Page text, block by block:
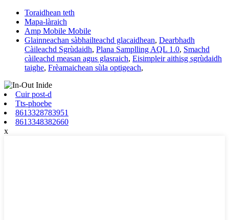
Toraidhean teth
Mapa-làraich
Amp Mobile Mobile
Glainneachan sàbhailteachd glacaidhean, Dearbhadh
Càileachd Sgrùdaidh, Plana Samplling AQL 1.0, Smachd
càileachd measan agus glasraich, Eisimpleir aithisg sgrùdaidh
taighe, Frèamaichean sùla optigeach,
Cuir post-d
Tts-phoebe
8613328783951
8613348382660
x